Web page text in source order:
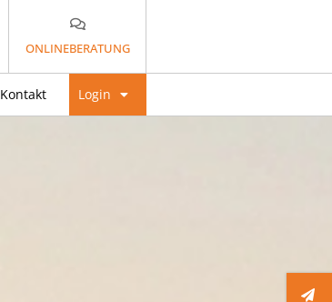
ONLINEBERATUNG
Kontakt Login